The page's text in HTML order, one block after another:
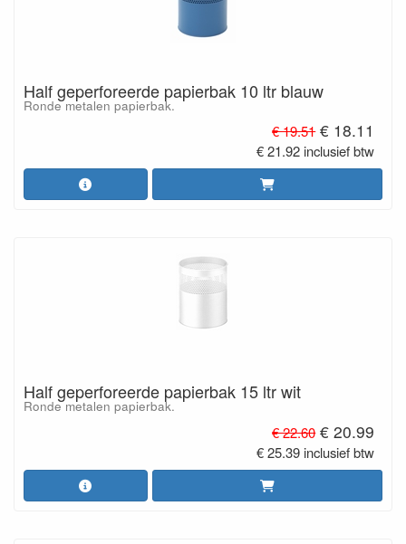
Half geperforeerde papierbak 10 ltr blauw
Ronde metalen papierbak.
€ 19.51 € 18.11
€ 21.92 inclusief btw
Half geperforeerde papierbak 15 ltr wit
Ronde metalen papierbak.
€ 22.60 € 20.99
€ 25.39 inclusief btw